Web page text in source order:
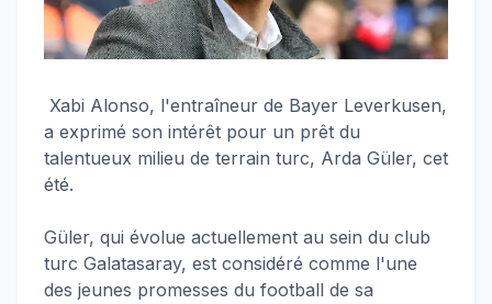
Xabi Alonso, l'entraîneur de Bayer Leverkusen,
a exprimé son intérêt pour un prêt du
talentueux milieu de terrain turc, Arda Güler, cet
été.
Güler, qui évolue actuellement au sein du club
turc Galatasaray, est considéré comme l'une
des jeunes promesses du football de sa